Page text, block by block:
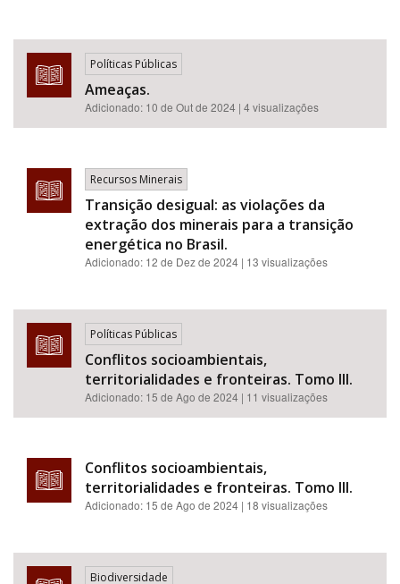
Políticas Públicas
Ameaças.
Adicionado: 10 de Out de 2024 | 4 visualizações
Recursos Minerais
Transição desigual: as violações da
extração dos minerais para a transição
energética no Brasil.
Adicionado: 12 de Dez de 2024 | 13 visualizações
Políticas Públicas
Conflitos socioambientais,
territorialidades e fronteiras. Tomo III.
Adicionado: 15 de Ago de 2024 | 11 visualizações
Conflitos socioambientais,
territorialidades e fronteiras. Tomo III.
Adicionado: 15 de Ago de 2024 | 18 visualizações
Biodiversidade